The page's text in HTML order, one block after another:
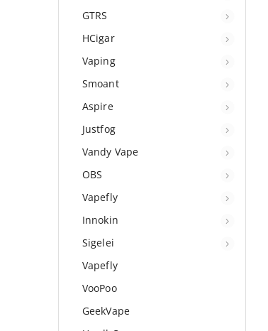
GTRS
HCigar
Vaping
Smoant
Aspire
Justfog
Vandy Vape
OBS
Vapefly
Innokin
Sigelei
Vapefly
VooPoo
GeekVape